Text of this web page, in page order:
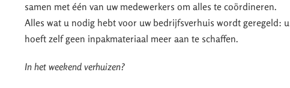
samen met één van uw medewerkers om alles te coördineren.
Alles wat u nodig hebt voor uw bedrijfsverhuis wordt geregeld: u
hoeft zelf geen inpakmateriaal meer aan te schaffen.
In het weekend verhuizen?